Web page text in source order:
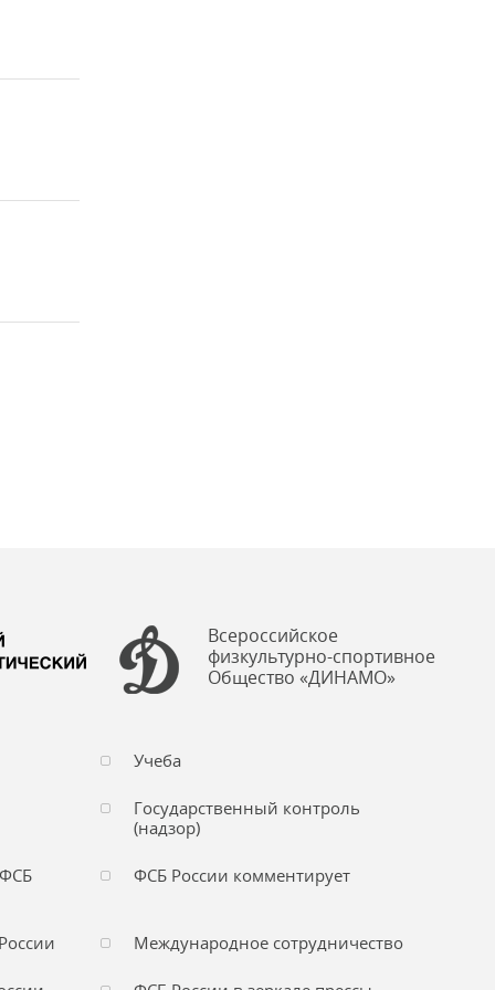
Всероссийское
физкультурно-спортивное
Общество «ДИНАМО»
Учеба
Государственный контроль
(надзор)
ФСБ России комментирует
Международное сотрудничество